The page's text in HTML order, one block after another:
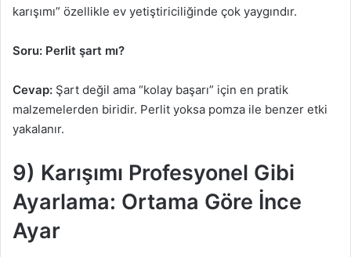
karışımı” özellikle ev yetiştiriciliğinde çok yaygındır.
Soru: Perlit şart mı?
Cevap: Şart değil ama “kolay başarı” için en pratik
malzemelerden biridir. Perlit yoksa pomza ile benzer etki
yakalanır.
9) Karışımı Profesyonel Gibi
Ayarlama: Ortama Göre İnce
Ayar